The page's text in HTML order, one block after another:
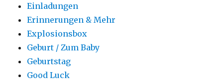
Einladungen
Erinnerungen & Mehr
Explosionsbox
Geburt / Zum Baby
Geburtstag
Good Luck